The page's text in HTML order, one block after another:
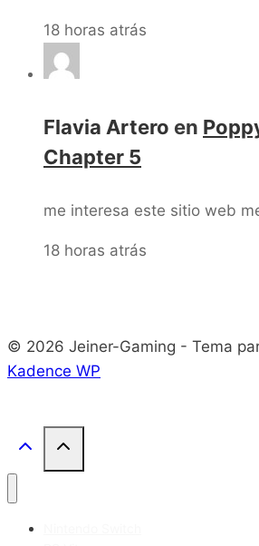
18 horas atrás
Flavia Artero en
Chapter 5
me interesa este sitio web
18 horas atrás
© 2026 Jeiner-Gaming - Tema
Kadence WP